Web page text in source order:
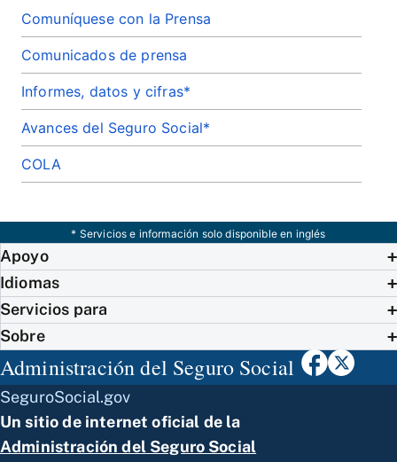
Comuníquese con la Prensa
Comunicados de prensa
Informes, datos y cifras*
Avances del Seguro Social*
COLA
* Servicios e información solo disponible en inglés
Apoyo
Idiomas
Servicios para
Sobre
Administración del Seguro Social
SeguroSocial.gov
Un sitio de internet oficial de la
Administración del Seguro Social